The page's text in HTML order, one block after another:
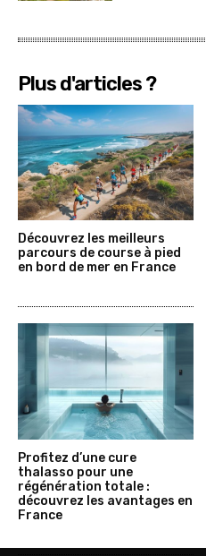
Plus d'articles ?
Découvrez les meilleurs
parcours de course à pied
en bord de mer en France
Profitez d’une cure
thalasso pour une
régénération totale :
découvrez les avantages en
France